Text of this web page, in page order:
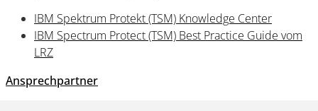
IBM Spektrum Protekt (TSM) Knowledge Center
IBM Spectrum Protect (TSM) Best Practice Guide vom
LRZ
Ansprechpartner